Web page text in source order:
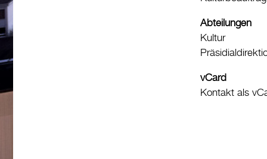
Abteilungen
Kultur
vCard
Kontakt als